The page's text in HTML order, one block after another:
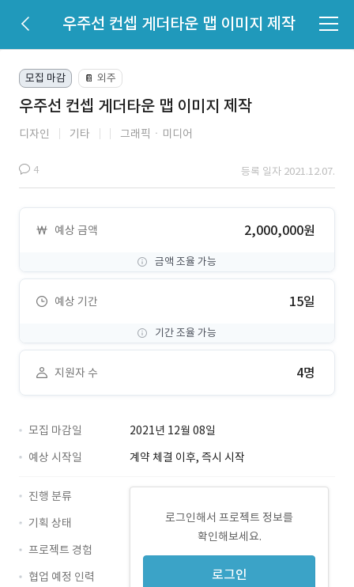
우주선 컨셉 게더타운 맵 이미지 제작
모집 마감 📔 외주
우주선 컨셉 게더타운 맵 이미지 제작
디자인 기타 그래픽ㆍ미디어
4 등록 일자 2021.12.07.
예상 금액 2,000,000원
금액 조율 가능
예상 기간 15일
기간 조율 가능
지원자 수 4명
모집 마감일
2021년 12월 08일
예상 시작일
계약 체결 이후, 즉시 시작
로그인해서 프로젝트 정보를
확인해보세요.
로그인
진행 분류
기획 상태
프로젝트 경험
협업 예정 인력